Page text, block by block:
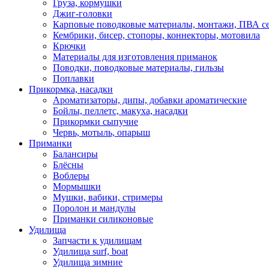
Груза, кормушки
Джиг-головки
Карповые поводковые материалы, монтажи, ПВА
Кембрики, бисер, стопоры, коннекторы, мотовила
Крючки
Материалы для изготовления приманок
Поводки, поводковые материалы, гильзы
Поплавки
Прикормка, насадки
Ароматизаторы, дипы, добавки ароматические
Бойлы, пеллетс, макуха, насадки
Прикормки сыпучие
Червь, мотыль, опарыш
Приманки
Балансиры
Блёсны
Воблеры
Мормышки
Мушки, вабики, стримеры
Поролон и мандулы
Приманки силиконовые
Удилища
Запчасти к удилищам
Удилища surf, boat
Удилища зимние